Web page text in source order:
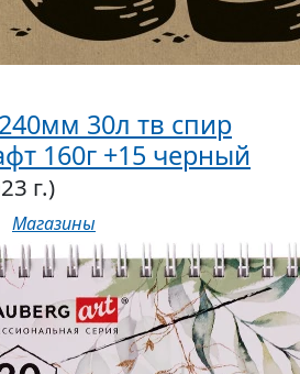
30л тв спир
160г +15 черный
г.)
Магазины